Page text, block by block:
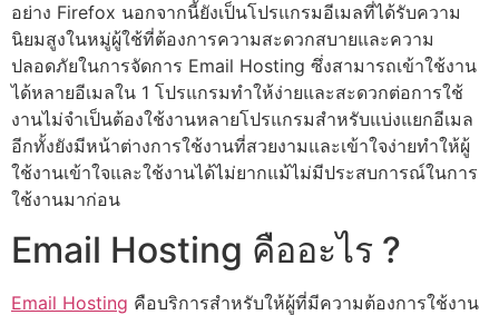
อย่าง Firefox นอกจากนี้ยังเป็นโปรแกรมอีเมลที่ได้รับความ
นิยมสูงในหมู่ผู้ใช้ที่ต้องการความสะดวกสบายและความ
ปลอดภัยในการจัดการ Email Hosting ซึ่งสามารถเข้าใช้งาน
ได้หลายอีเมลใน 1 โปรแกรมทำให้ง่ายและสะดวกต่อการใช้
งานไม่จำเป็นต้องใช้งานหลายโปรแกรมสำหรับแบ่งแยกอีเมล
อีกทั้งยังมีหน้าต่างการใช้งานที่สวยงามและเข้าใจง่ายทำให้ผู้
ใช้งานเข้าใจและใช้งานได้ไม่ยากแม้ไม่มีประสบการณ์ในการ
ใช้งานมาก่อน
Email Hosting คืออะไร ?
Email Hosting คือบริการสำหรับให้ผู้ที่มีความต้องการใช้งาน